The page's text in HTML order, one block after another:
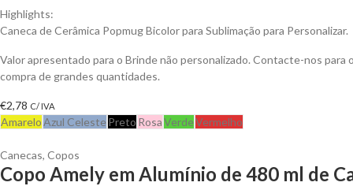
Highlights:
Caneca de Cerâmica Popmug Bicolor para Sublimação para Personalizar.
Valor apresentado para o Brinde não personalizado. Contacte-nos para
compra de grandes quantidades.
€2,78 C/ IVA
AmareloAzul Celeste Preto RosaVerdeVermelho
Canecas, Copos
Copo Amely em Alumínio de 480 ml de